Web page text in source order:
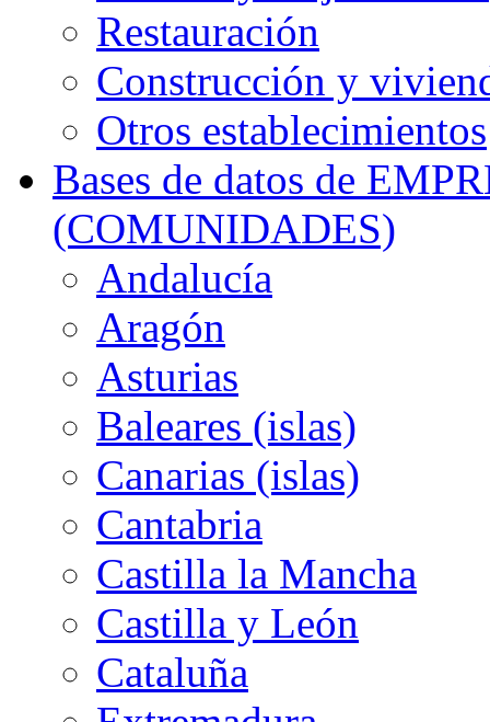
Restauración
Construcción y
Otros establecimientos
Bases de datos de
(COMUNIDADES)
Andalucía
Aragón
Asturias
Baleares (islas)
Canarias (islas)
Cantabria
Castilla la Mancha
Castilla y León
Cataluña